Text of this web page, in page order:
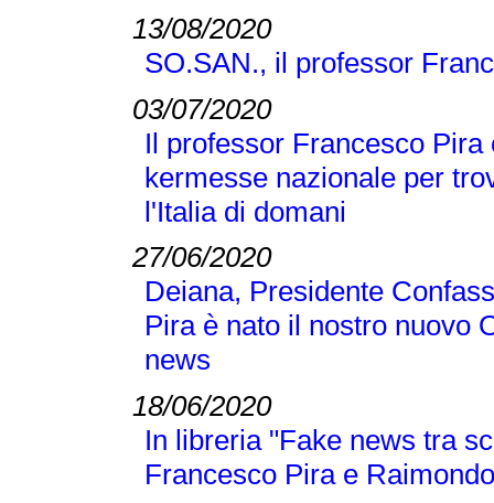
13/08/2020
SO.SAN., il professor
03/07/2020
Il professor Francesco
kermesse nazionale per
l'Italia di domani
27/06/2020
Deiana, Presidente
Pira è nato il nostro nuovo
news
18/06/2020
In libreria "Fake news tra
Francesco Pira e